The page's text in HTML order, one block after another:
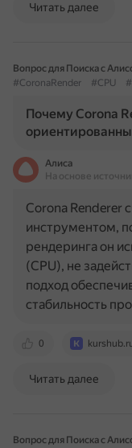
Читать далее
Вопрос для Поиска с
#CoronaRender
#CPU
Почему Corona
Алиса
На основе
0
Corona Renderer
инструментом,
рендеринга он
(CPU), не
подход
стабильность
Читать далее
Вопрос для Поиска с